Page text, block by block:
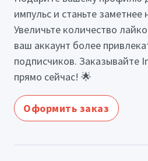
импульс и станьте
Увеличьте количество
ваш аккаунт более
подписчиков. Заказывайте
прямо сейчас! 🌟
Оформить заказ